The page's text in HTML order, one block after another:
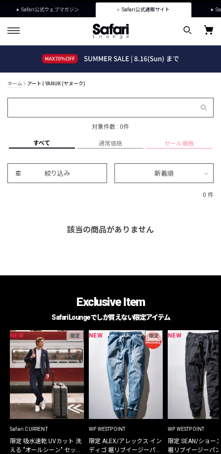
Safari公式ウェブマガジン Safari公式通販サイト
ホーム アート | YANUK (ヤヌーク)
対象件数 : 0件
すべて 通常価格 セール価格
絞り込み 新着順
0 件
該当の商品がありません
Exclusive Item
Safari Loungeでしか買えない限定アイテム
NEW 限定
Safari CURRENT
限定 吸水速乾 UVカット 洗
える "オールシーン" セット
NEW 限定
WP WESTPOINT
限定 ALEX/アレックス イン
ディゴ 裾リブイージーパン
NEW
WP WESTPOINT
限定 SEAN/ショー
裾リブイージーパ